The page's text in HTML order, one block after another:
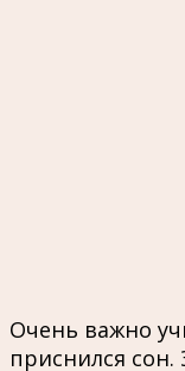
Очень важно
приснился